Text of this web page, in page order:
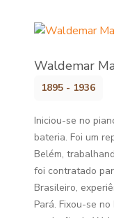
Waldemar
1895 - 1936
Iniciou-se no
bateria. Foi um
Belém,
foi contratado
Brasileiro,
Pará. Fixou-se